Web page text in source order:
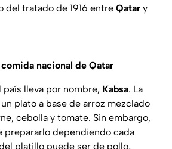
del tratado de 1916 entre Qatar y
nacional de Qatar
país lleva por nombre, Kabsa. La
plato a base de arroz mezclado
cebolla y tomate. Sin embargo,
prepararlo dependiendo cada
platillo puede ser de pollo,